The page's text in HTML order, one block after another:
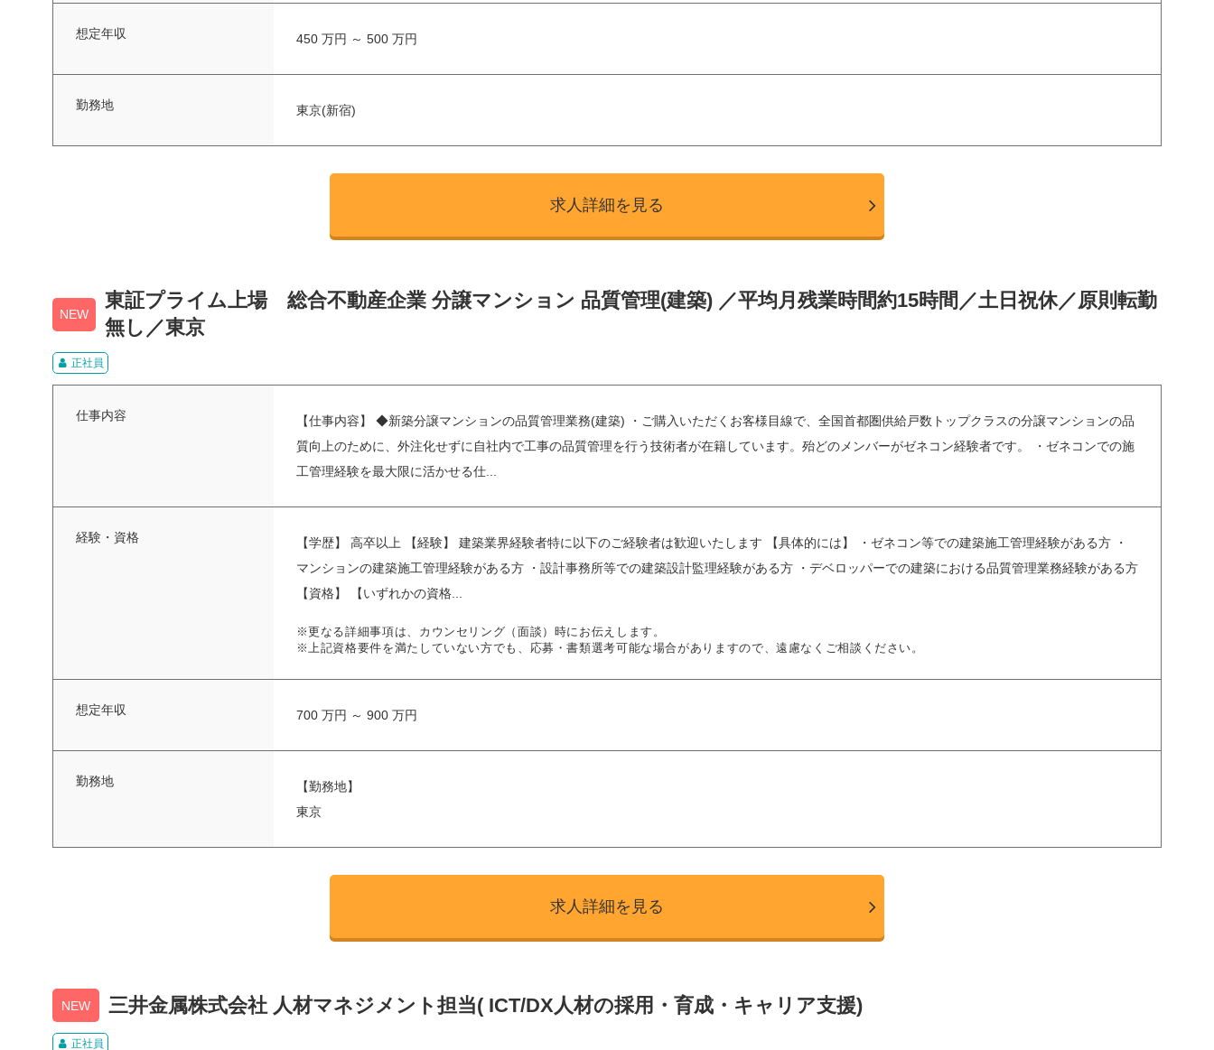
想定年収 450 万円 ～ 500 万円
勤務地 東京(新宿)
求人詳細を見る
NEW
東証プライム上場 総合不動産企業 分譲マンション 品質管理(建築) ／平均月残業時間約15時間／土日祝休／原則転勤
無し／東京
正社員
仕事内容
【仕事内容】 ◆新築分譲マンションの品質管理業務(建築) ・ご購入いただくお客様目線で、全国首都圏供給戸数トップクラスの分譲マンションの品
質向上のために、外注化せずに自社内で工事の品質管理を行う技術者が在籍しています。殆どのメンバーがゼネコン経験者です。 ・ゼネコンでの施
工管理経験を最大限に活かせる仕...
経験・資格
【学歴】 高卒以上 【経験】 建築業界経験者特に以下のご経験者は歓迎いたします 【具体的には】 ・ゼネコン等での建築施工管理経験がある方 ・
マンションの建築施工管理経験がある方 ・設計事務所等での建築設計監理経験がある方 ・デベロッパーでの建築における品質管理業務経験がある方
【資格】 【いずれかの資格...
※更なる詳細事項は、カウンセリング（面談）時にお伝えします。
※上記資格要件を満たしていない方でも、応募・書類選考可能な場合がありますので、遠慮なくご相談ください。
想定年収 700 万円 ～ 900 万円
勤務地
【勤務地】
東京
求人詳細を見る
NEW 三井金属株式会社 人材マネジメント担当( ICT/DX人材の採用・育成・キャリア支援)
正社員